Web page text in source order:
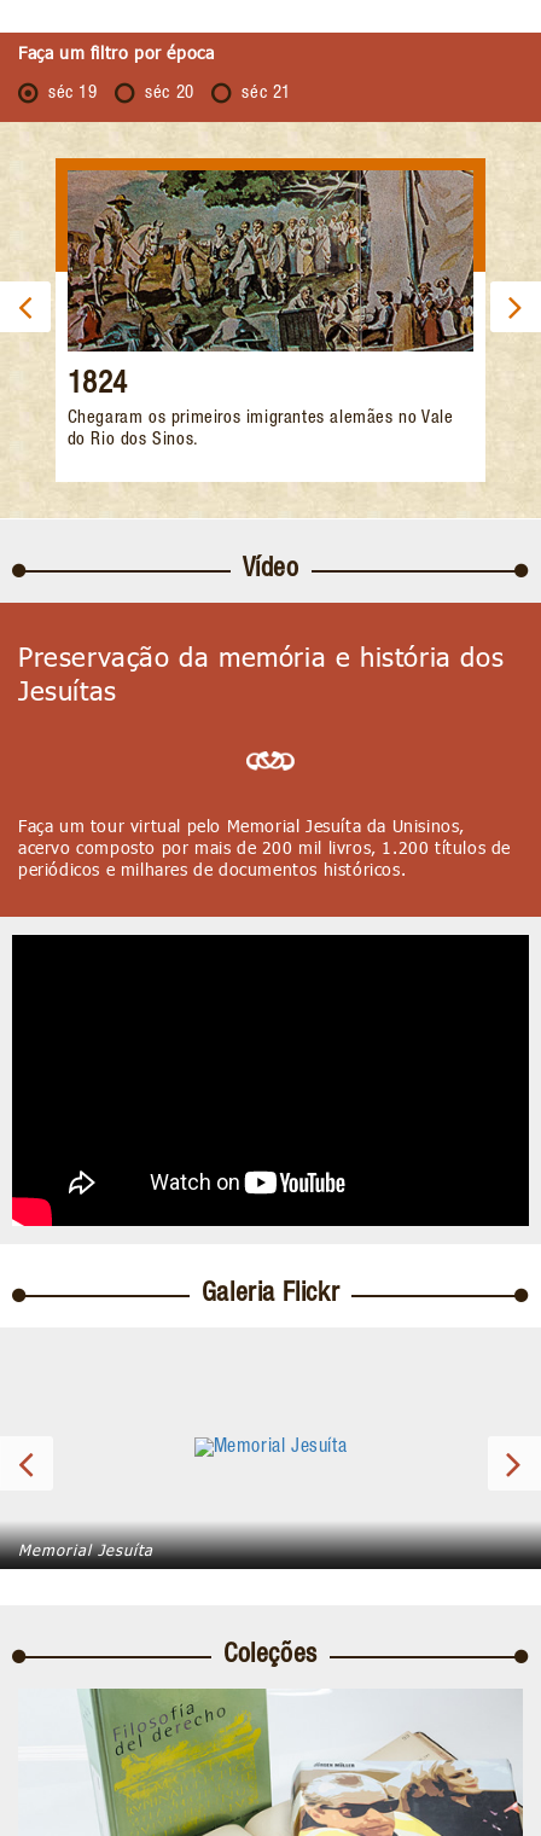
Faça um filtro por época
séc 19 séc 20 séc 21
1824
Chegaram os primeiros imigrantes alemães no Vale
do Rio dos Sinos.
Vídeo
Preservação da memória e história dos
Jesuítas
Faça um tour virtual pelo Memorial Jesuíta da Unisinos,
acervo composto por mais de 200 mil livros, 1.200 títulos de
periódicos e milhares de documentos históricos.
Galeria Flickr
Memorial Jesuíta
Coleções